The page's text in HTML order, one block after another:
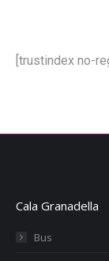
[trustindex no-
Cala Granadella
Bus